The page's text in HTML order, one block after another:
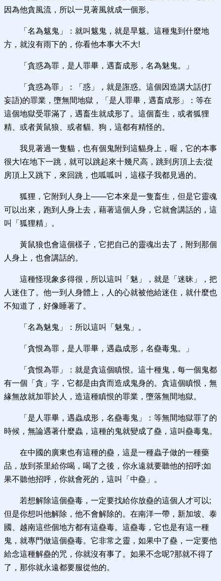
因為他貪風流，所以一見著風就成一個形。
「名為魃鬼」：就叫魃鬼，就是旱魃。這種鬼到什麼地
方，就沒有雨下的，你看他本事大不大!
「貪惑為罪，是人罪畢，遇畜成形，名為魅鬼。」
「貪惑為罪」：「惑」，就是誑惑。這個因造講大話(打
妄語)的罪業，墮無間地獄，「是人罪畢，遇畜成形」：等在
這個地獄受罪滿了，遇畜生就成形了。這個畜生，或者狐狸
精、或者黃鼠狼、或者貓、狗，這都有精怪的。
我見著過一隻貓，也有個鬼附到這貓身上，喔，它的本事
很大!在地下一跳，就可以跳起來十幾尺高，跳到房頂上去;從
房頂上又跳下，來回跳，也呱呱叫，這樣子我都見過的。
狐狸，它附到人身上——它本來是一隻畜生，但是它靈魂
可以出來，跑到人身上去，藉著這個人身，它就會講話的，這
叫「狐狸精」。
黃鼠狼也會這個樣子，它把自己的靈魂出去了，附到那個
人身上，也會講話的。
這種怪現象多得很，所以這叫「魅」，就是「迷昧」，把
人迷住了。他一到人身體上，人的心就被他給迷住，就什麼也
不知道了，好像睡著了。
「名為魅鬼」：所以這叫「魅鬼」。
「貪恨為罪，是人罪畢，遇蟲成形，名蠱毒鬼。」
「貪恨為罪」：就是貪這個瞋恨。這十種鬼，每一個鬼都
有一個「貪」字，它都是由貪而造成鬼身的。貪這個瞋恨，無
緣無故就加罪於人，造這種瞋恨的罪業，墮落無間地獄。
「是人罪畢，遇蟲成形，名蠱毒鬼」：等無間地獄罪了的
時候，無論遇著什麼蟲，這種的鬼就變成了蠱，這叫蠱毒鬼。
在中國的廣東也有這種的蠱，這是一種蟲子做的一種藥
品，放到茶里給你喝，喝了之後，你永遠就要聽他的招呼;如
果不聽他招呼，你就會死的，這叫「中蠱」。
若想解除這個蠱毒，一定要找給你放蠱的這個人才可以;
但是你想叫他解除，他不會解除的。在南洋一帶，新加坡、泰
國、越南這些個地方都有這蠱毒。這蠱毒，它也是有這一種
鬼，就專門做這個蠱毒。它非常之靈，如果中了蠱，一定要他
給念這種解蠱的咒，你就沒有事了。如果不念呢?那就不得了
了，那你就永遠都要服從他的。